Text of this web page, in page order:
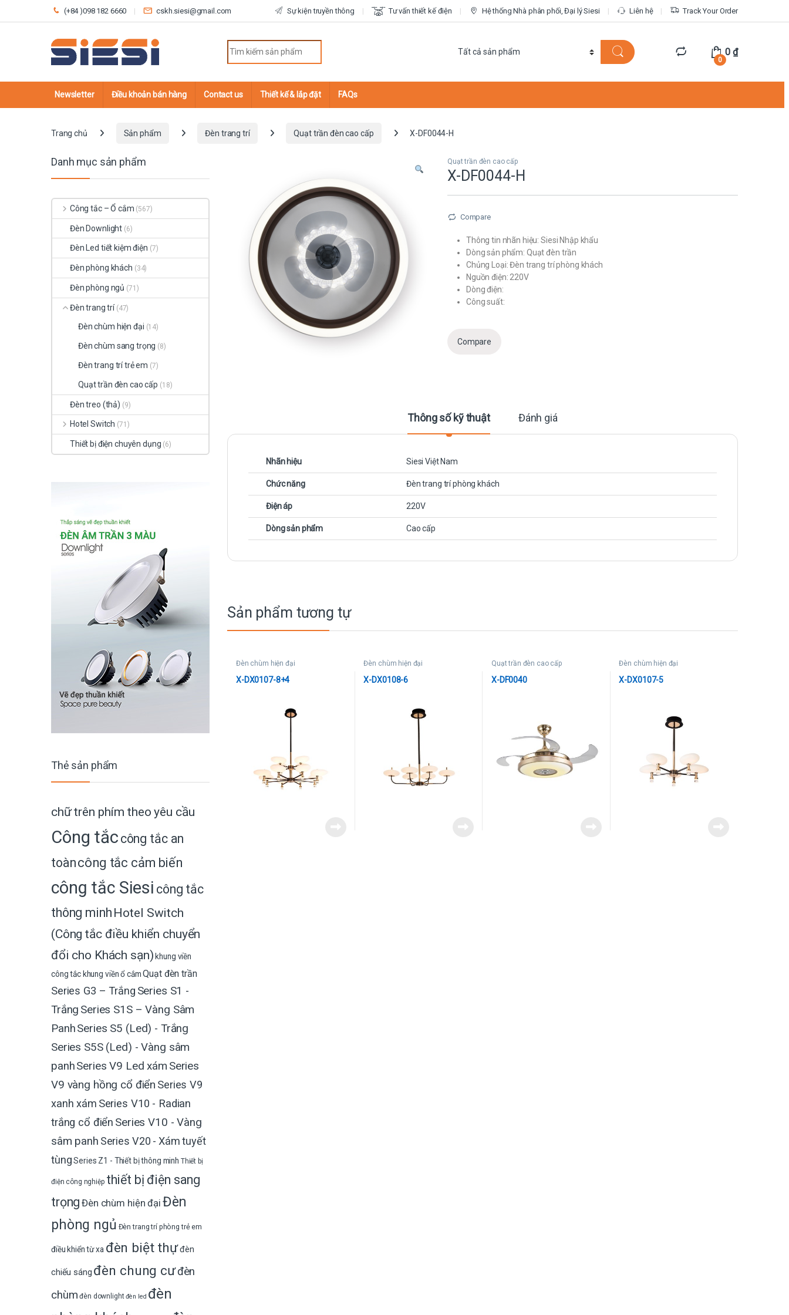
Skip to navigation
Skip to content
(+84 )098 182 6660 cskh.siesi@gmail.com Sự kiện truyền thông Tư vấn thiết kế điện Hệ thống Nhà phân phối, Đại lý Siesi Liên hệ Track Your Order
0
0₫
Newsletter Điều khoản bán hàng Contact us Thiết kế & lắp đặt FAQs
Trang chủ Sản phẩm Đèn trang trí Quạt trần đèn cao cấp X-DF0044-H
Quạt trần đèn cao cấp
X-DF0044-H
Compare
Thông tin nhãn hiệu: Siesi Nhập khẩu
Dòng sản phẩm: Quạt đèn trần
Chủng Loại: Đèn trang trí phòng khách
Nguồn điện: 220V
Dòng điện:
Công suất:
Compare
Thông số kỹ thuật Đánh giá
Nhãn hiệu Siesi Việt Nam
Chức năng Đèn trang trí phòng khách
Điện áp 220V
Dòng sản phẩm Cao cấp
Sản phẩm tương tự
Đèn chùm hiện đại
X-DX0107-8+4
Đèn chùm hiện đại
X-DX0108-6
Quạt trần đèn cao cấp
X-DF0040
Đèn chùm hiện đại
X-DX0107-5
Danh mục sản phẩm
Công tắc – Ổ cắm (567)
Đèn Downlight (6)
Đèn Led tiết kiệm điện (7)
Đèn phòng khách (34)
Đèn phòng ngủ (71)
Đèn trang trí (47)
Đèn chùm hiện đại (14)
Đèn chùm sang trọng (8)
Đèn trang trí trẻ em (7)
Quạt trần đèn cao cấp (18)
Đèn treo (thả) (9)
Hotel Switch (71)
Thiết bị điện chuyên dụng (6)
Thẻ sản phẩm
chữ trên phím theo yêu cầu
Công tắc công tắc an
toàncông tắc cảm biến
công tắc Siesi công tắc
thông minh Hotel Switch
(Công tắc điều khiển chuyển
đổi cho Khách sạn) khung viền
công tắc khung viền ổ cắm Quạt đèn trần
Series G3 – Trắng Series S1 -
Trắng Series S1S – Vàng Sâm
PanhSeries S5 (Led) - Trắng
Series S5S (Led) - Vàng sâm
panhSeries V9 Led xám Series
V9 vàng hồng cổ điển Series V9
xanh xám Series V10 - Radian
trắng cổ điển Series V10 - Vàng
sâm panh Series V20 - Xám tuyết
tùng Series Z1 - Thiết bị thông minh Thiết bị
điện công nghiệp thiết bị điện sang
trọng Đèn chùm hiện đại Đèn
phòng ngủ Đèn trang trí phòng trẻ em
điều khiển từ xa đèn biệt thựđèn
chiếu sáng đèn chung cưđèn
chùm đèn downlight đèn led đèn